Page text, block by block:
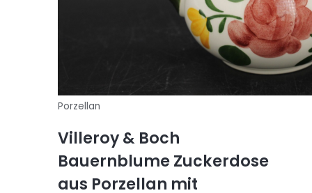
Porzellan
Villeroy & Boch
Bauernblume Zuckerdose
aus Porzellan mit